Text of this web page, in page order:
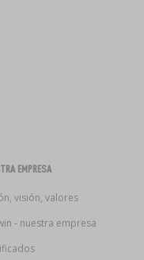
EMPRESA
visión, valores
- nuestra empresa